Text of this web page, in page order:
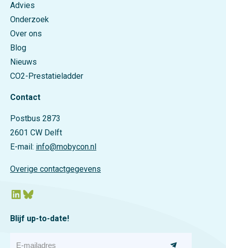
Advies
Onderzoek
Over ons
Blog
Nieuws
CO2-Prestatieladder
Contact
Postbus 2873
2601 CW Delft
E-mail: info@mobycon.nl
Overige contactgegevens
LinkedIn Bluesky
Blijf up-to-date!